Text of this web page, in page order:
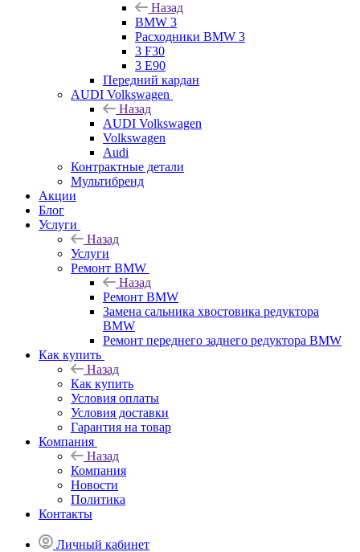
Назад
BMW 3
Расходники BMW 3
3 F30
3 E90
Передний кардан
AUDI Volkswagen
Назад
AUDI Volkswagen
Volkswagen
Audi
Контрактные детали
Мультибренд
Акции
Блог
Услуги
Назад
Услуги
Ремонт BMW
Назад
Ремонт BMW
Замена сальника хвостовика редуктора
BMW
Ремонт переднего заднего редуктора BMW
Как купить
Назад
Как купить
Условия оплаты
Условия доставки
Гарантия на товар
Компания
Назад
Компания
Новости
Политика
Контакты
Личный кабинет